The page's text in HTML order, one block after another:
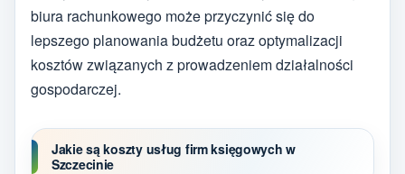
biura rachunkowego może przyczynić się do
lepszego planowania budżetu oraz optymalizacji
kosztów związanych z prowadzeniem działalności
gospodarczej.
Jakie są koszty usług firm księgowych w
Szczecinie